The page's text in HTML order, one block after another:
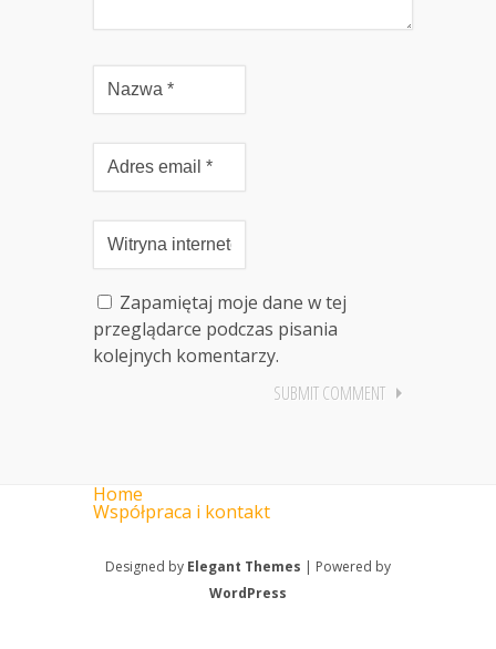
Zapamiętaj moje dane w tej
przeglądarce podczas pisania
kolejnych komentarzy.
Home
Współpraca i kontakt
Designed by Elegant Themes | Powered by
WordPress